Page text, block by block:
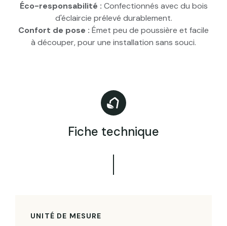
Éco-responsabilité : Confectionnés avec du bois
d'éclaircie prélevé durablement.
Confort de pose : Émet peu de poussière et facile
à découper, pour une installation sans souci.
Fiche technique
UNITÉ DE MESURE